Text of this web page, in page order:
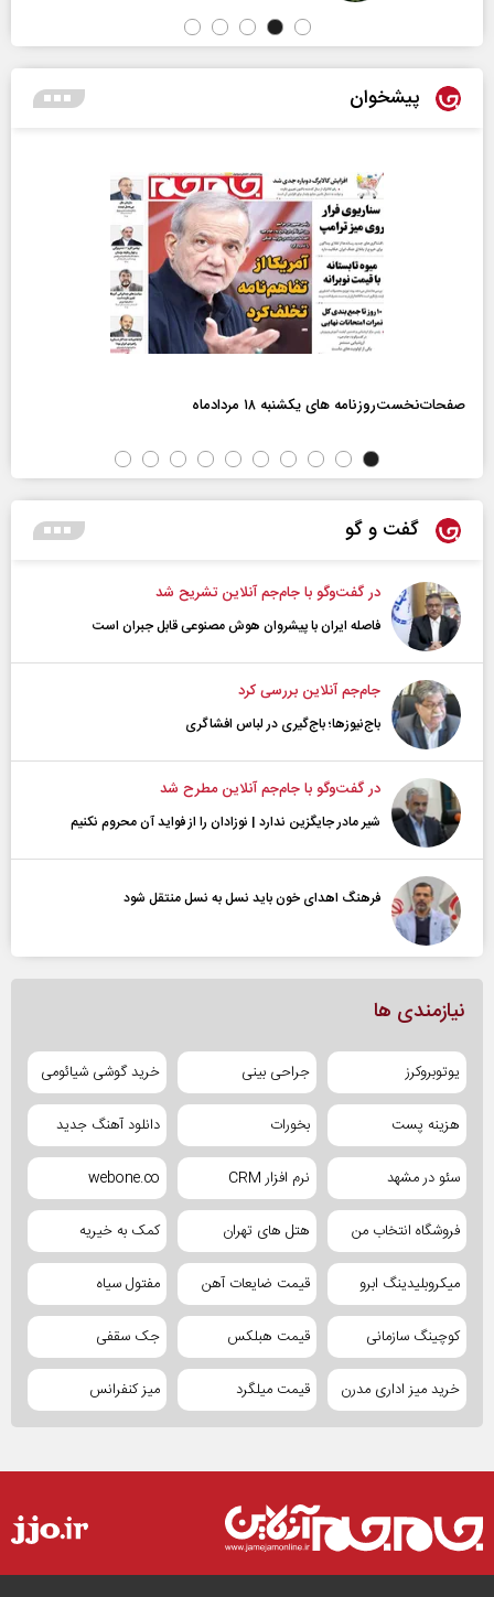
پیشخوان
صفحات‌نخست‌روزنامه ها‌ی یکشنبه ۱۸ مردادماه
گفت و گو
در گفت‌و‌گو با جام‌جم آنلاین تشریح شد
فاصله ایران با پیشرو‌ان هوش مصنوعی قابل جبران است
جام‌جم آنلاین بررسی کرد
باج‌نیوزها؛ باج‌گیری در لباس افشاگری
در گفت‌و‌گو با جام‌جم آنلاین مطرح شد
شیر مادر جایگزین ندارد | نوزادان را از فواید آن محروم نکنیم
فرهنگ اهدای خون باید نسل به نسل منتقل شود
نیازمندی ها
یوتوبروکرز جراحی بینی خرید گوشی شیائومی
هزینه پست بخورات دانلود آهنگ جدید
سئو در مشهد نرم افزار CRM webone.co
فروشگاه انتخاب من هتل های تهران کمک به خیریه
میکروبلیدینگ ابرو قیمت ضایعات آهن مفتول سیاه
کوچینگ سازمانی قیمت هبلکس جک سقفی
خرید میز اداری مدرن قیمت میلگرد میز کنفرانس